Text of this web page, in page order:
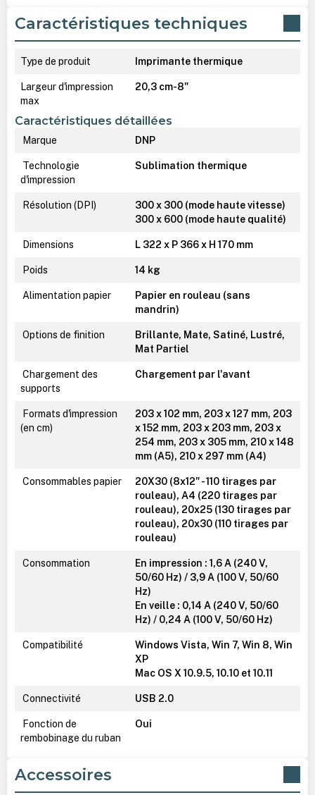
Caractéristiques techniques
Type de produit Imprimante thermique
Largeur d'impression
max
20,3 cm-8"
Caractéristiques détaillées
Marque DNP
Technologie
d'impression
Sublimation thermique
Résolution (DPI)
300 x 300 (mode haute vitesse)
300 x 600 (mode haute qualité)
Dimensions L 322 x P 366 x H 170 mm
Poids 14 kg
Alimentation papier
Papier en rouleau (sans
mandrin)
Options de finition
Brillante, Mate, Satiné, Lustré,
Mat Partiel
Chargement des
supports
Chargement par l'avant
Formats d'impression
(en cm)
203 x 102 mm, 203 x 127 mm, 203
x 152 mm, 203 x 203 mm, 203 x
254 mm, 203 x 305 mm, 210 x 148
mm (A5), 210 x 297 mm (A4)
Consommables papier
20X30 (8x12" - 110 tirages par
rouleau), A4 (220 tirages par
rouleau), 20x25 (130 tirages par
rouleau), 20x30 (110 tirages par
rouleau)
Consommation
En impression : 1,6 A (240 V,
50/60 Hz) / 3,9 A (100 V, 50/60
Hz)
En veille : 0,14 A (240 V, 50/60
Hz) / 0,24 A (100 V, 50/60 Hz)
Compatibilité
Windows Vista, Win 7, Win 8, Win
XP
Mac OS X 10.9.5, 10.10 et 10.11
Connectivité USB 2.0
Fonction de
rembobinage du ruban
Oui
Accessoires